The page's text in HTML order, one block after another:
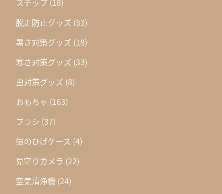
ステップ (18)
脱走防止グッズ (33)
暑さ対策グッズ (18)
寒さ対策グッズ (33)
虫対策グッズ (8)
おもちゃ (163)
ブラシ (37)
猫のひげケース (4)
見守りカメラ (22)
空気清浄機 (24)